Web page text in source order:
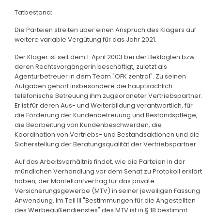
Tatbestand:
Die Parteien streiten über einen Anspruch des Klägers auf
weitere variable Vergütung für das Jahr 2021.
Der Kläger ist seit dem 1. April 2003 bei der Beklagten bzw.
deren Rechtsvorgängerin beschäftigt, zuletzt als
Agenturbetreuer in dem Team "OFK zentral". Zu seinen
Aufgaben gehört insbesondere die hauptsächlich
telefonische Betreuung ihm zugeordneter Vertriebspartner.
Er ist für deren Aus- und Weiterbildung verantwortlich, für
die Förderung der Kundenbetreuung und Bestandspflege,
die Bearbeitung von Kundenbeschwerden, die
Koordination von Vertriebs- und Bestandsaktionen und die
Sicherstellung der Beratungsqualität der Vertriebspartner.
Auf das Arbeitsverhältnis findet, wie die Parteien in der
mündlichen Verhandlung vor dem Senat zu Protokoll erklärt
haben, der Manteltarifvertrag für das private
Versicherungsgewerbe (MTV) in seiner jeweiligen Fassung
Anwendung. Im Teil III "Bestimmungen für die Angestellten
des Werbeaußendienstes" des MTV ist in § 18 bestimmt: